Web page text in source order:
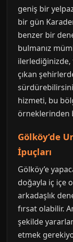
geniş bir
bir gün
benzer bir
bulmanız
ilerlediğinizde,
çıkan
hizmeti, bu
örneklerinden
Gölköy’de
İpuçları
Gölköy’e
doğayla iç içe
arkadaşlık
fırsat olabilir.
şekilde
etmek